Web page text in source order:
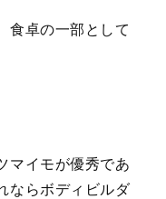
食卓の一部として
マイモが優秀であ
ならボディビルダ